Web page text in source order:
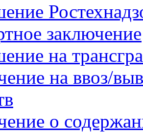
заключение
на
на ввоз/
о